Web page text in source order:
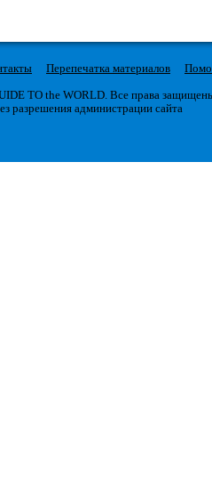
Перепечатка материалов
TO the WORLD. Все права
разрешения администрации сайта